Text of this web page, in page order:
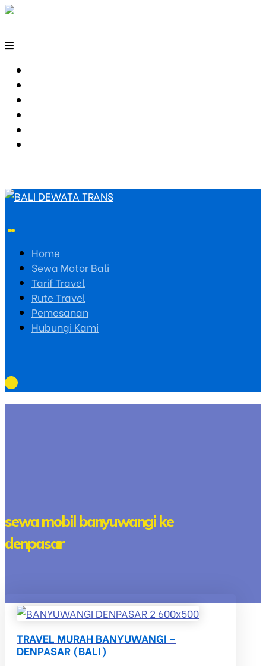
Home
Sewa Motor Bali
Tarif Travel
Rute Travel
Pemesanan
Hubungi Kami
sewa mobil banyuwangi ke
denpasar
TRAVEL MURAH BANYUWANGI –
DENPASAR (BALI)